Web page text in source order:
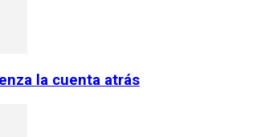
la cuenta atrás